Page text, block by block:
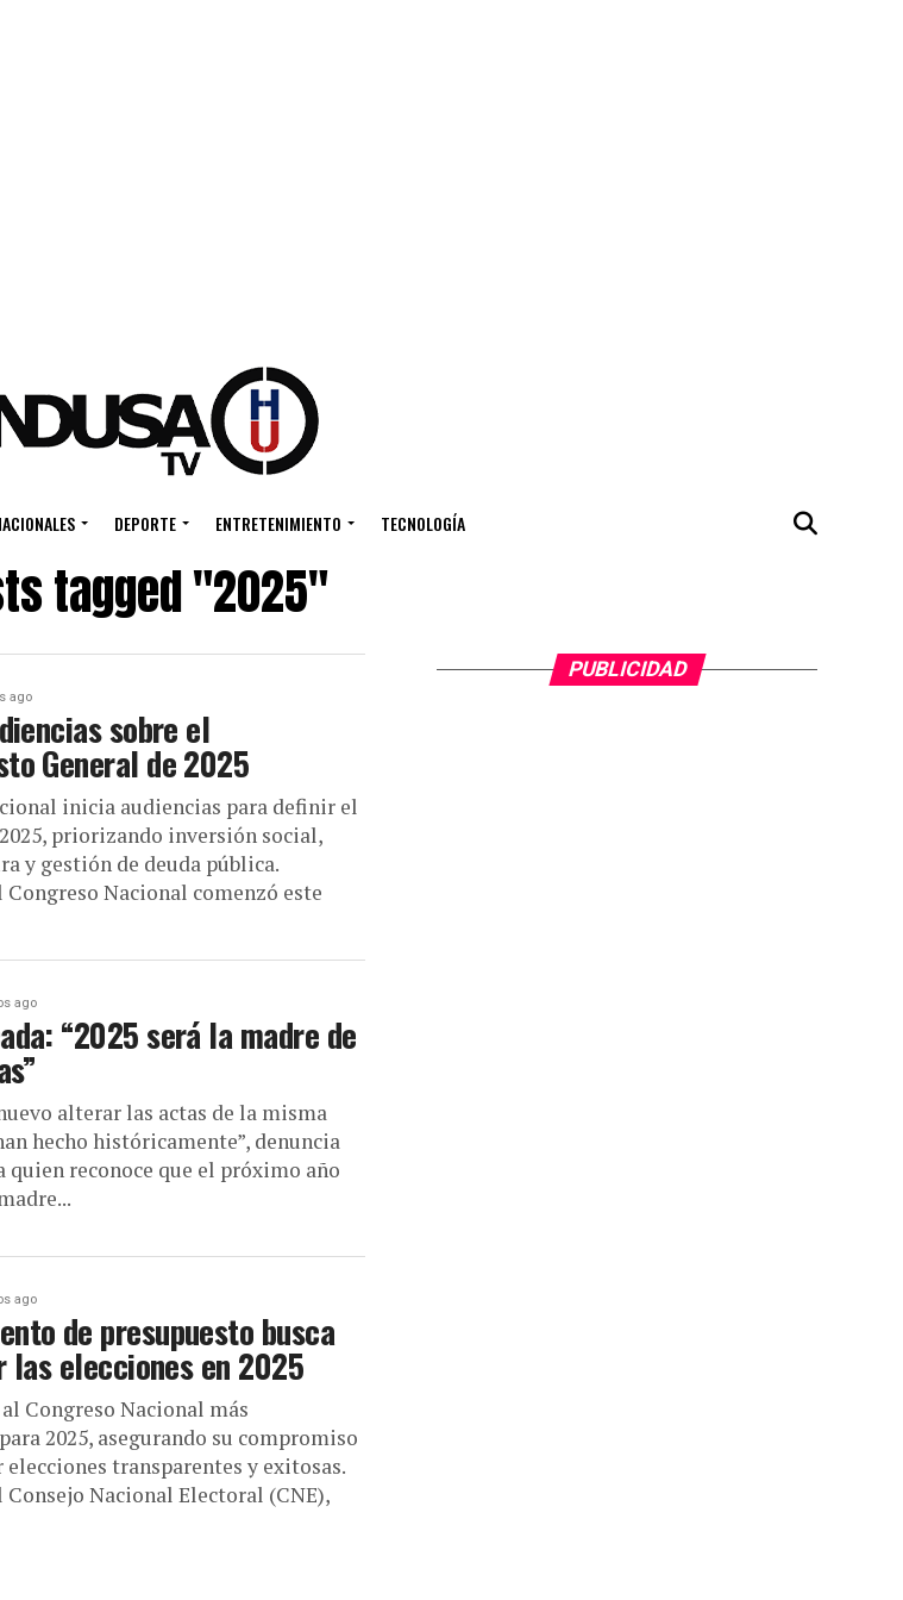
DEPORTE ENTRETENIMIENTO TECNOLOGÍA
tagged "2025"
ago
sobre el
General de 2025
inicia audiencias para definir el
priorizando inversión social,
y gestión de deuda pública.
Congreso Nacional comenzó este
ago
“2025 será la madre de
alterar las actas de la misma
hecho históricamente”, denuncia
quien reconoce que el próximo año
ago
de presupuesto busca
las elecciones en 2025
Congreso Nacional más
2025, asegurando su compromiso
transparentes y exitosas.
Consejo Nacional Electoral (CNE),
PUBLICIDAD